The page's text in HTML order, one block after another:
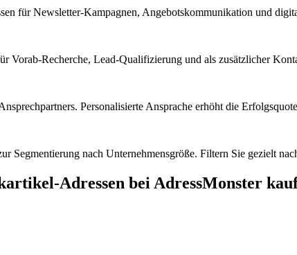
für Newsletter-Kampagnen, Angebotskommunikation und
Vorab-Recherche, Lead-Qualifizierung und als zusätzlicher
Personalisierte Ansprache erhöht die
Segmentierung nach Unternehmensgröße. Filtern Sie gezielt
-Adressen bei AdressMonster